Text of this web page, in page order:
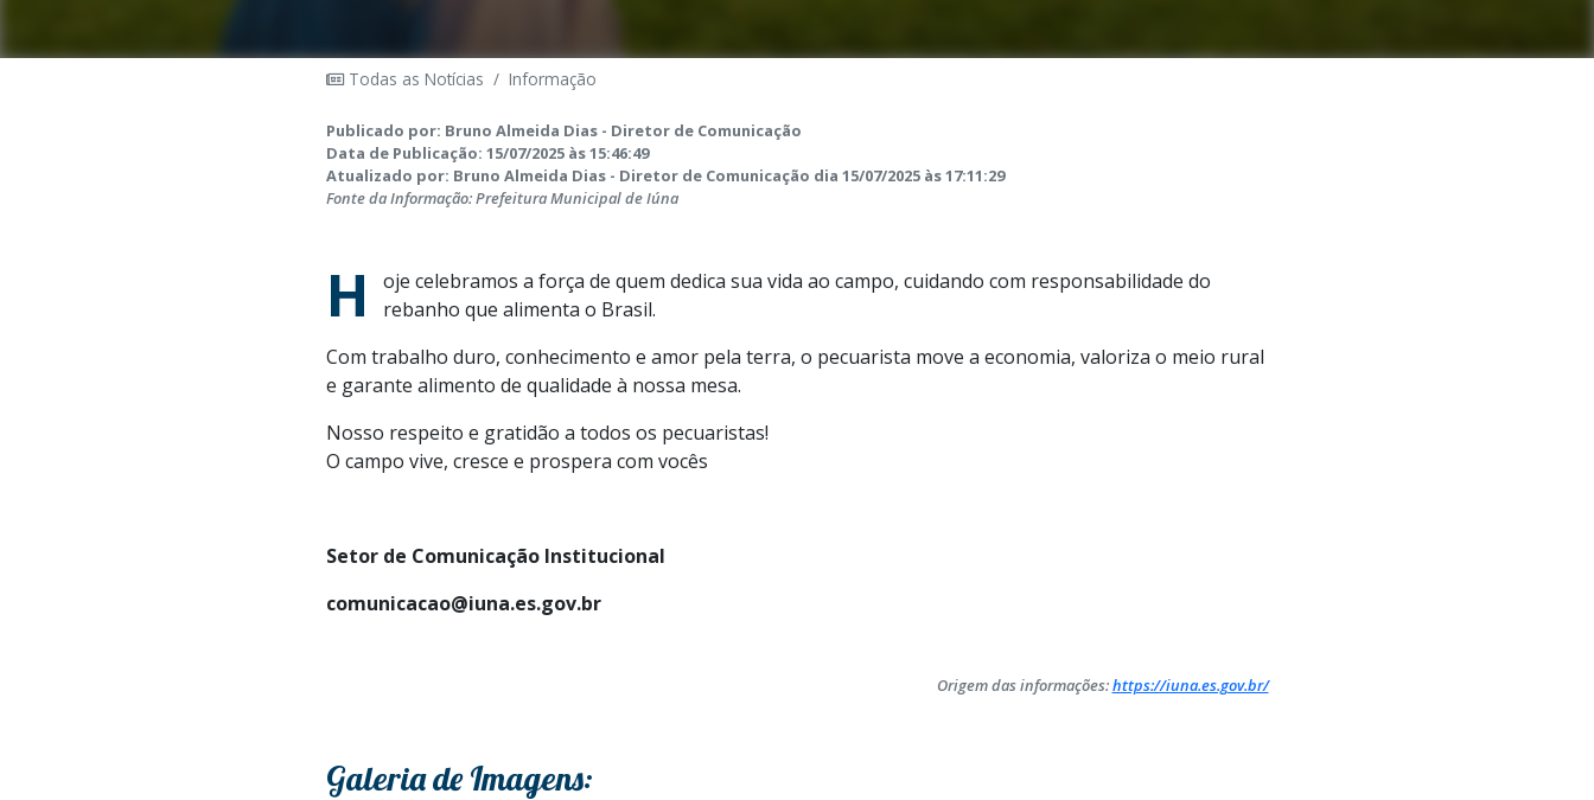
Todas as Notícias / Informação
Publicado por: Bruno Almeida Dias - Diretor de Comunicação
Data de Publicação: 15/07/2025 às 15:46:49
Atualizado por: Bruno Almeida Dias - Diretor de Comunicação dia 15/07/2025 às 17:11:29
Fonte da Informação: Prefeitura Municipal de Iúna
H
oje celebramos a força de quem dedica sua vida ao campo, cuidando com responsabilidade do
rebanho que alimenta o Brasil.
Com trabalho duro, conhecimento e amor pela terra, o pecuarista move a economia, valoriza o meio rural
e garante alimento de qualidade à nossa mesa.
Nosso respeito e gratidão a todos os pecuaristas!
O campo vive, cresce e prospera com vocês
Setor de Comunicação Institucional
comunicacao@iuna.es.gov.br
Origem das informações:https://iuna.es.gov.br/
Galeria de Imagens: